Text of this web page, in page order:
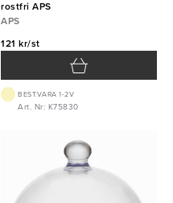
rostfri APS
APS
121 kr/st
BEST.VARA 1-2V
Art. Nr: K75830